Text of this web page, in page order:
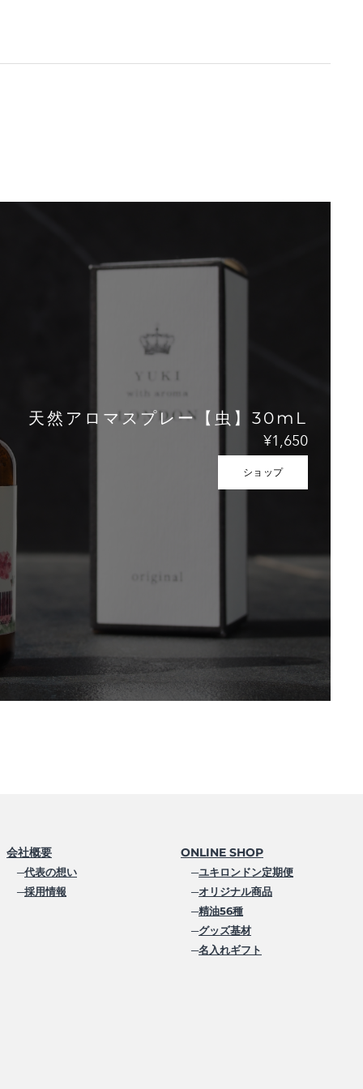
天然アロマスプレー【虫】30mL
¥1,650
ショップ
会社概要
─代表の想い
─採用情報
ONLINE SHOP
─ユキロンドン定期便
─オリジナル商品
─精油56種
─グッズ基材
─名入れギフト